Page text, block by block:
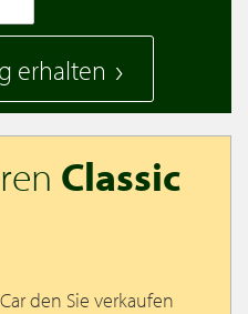
erhalten
Classic
den Sie verkaufen